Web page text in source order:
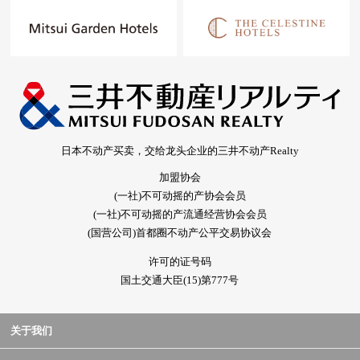
日本不动产买卖，交给龙头企业的三井不动产Realty
加盟协会
(一社)不可动摇的产协会会员
(一社)不可动摇的产流通经营协会会员
(国营公司)首都圈不动产公平交易协议会
许可的证号码
国土交通大臣(15)第777号
关于我们